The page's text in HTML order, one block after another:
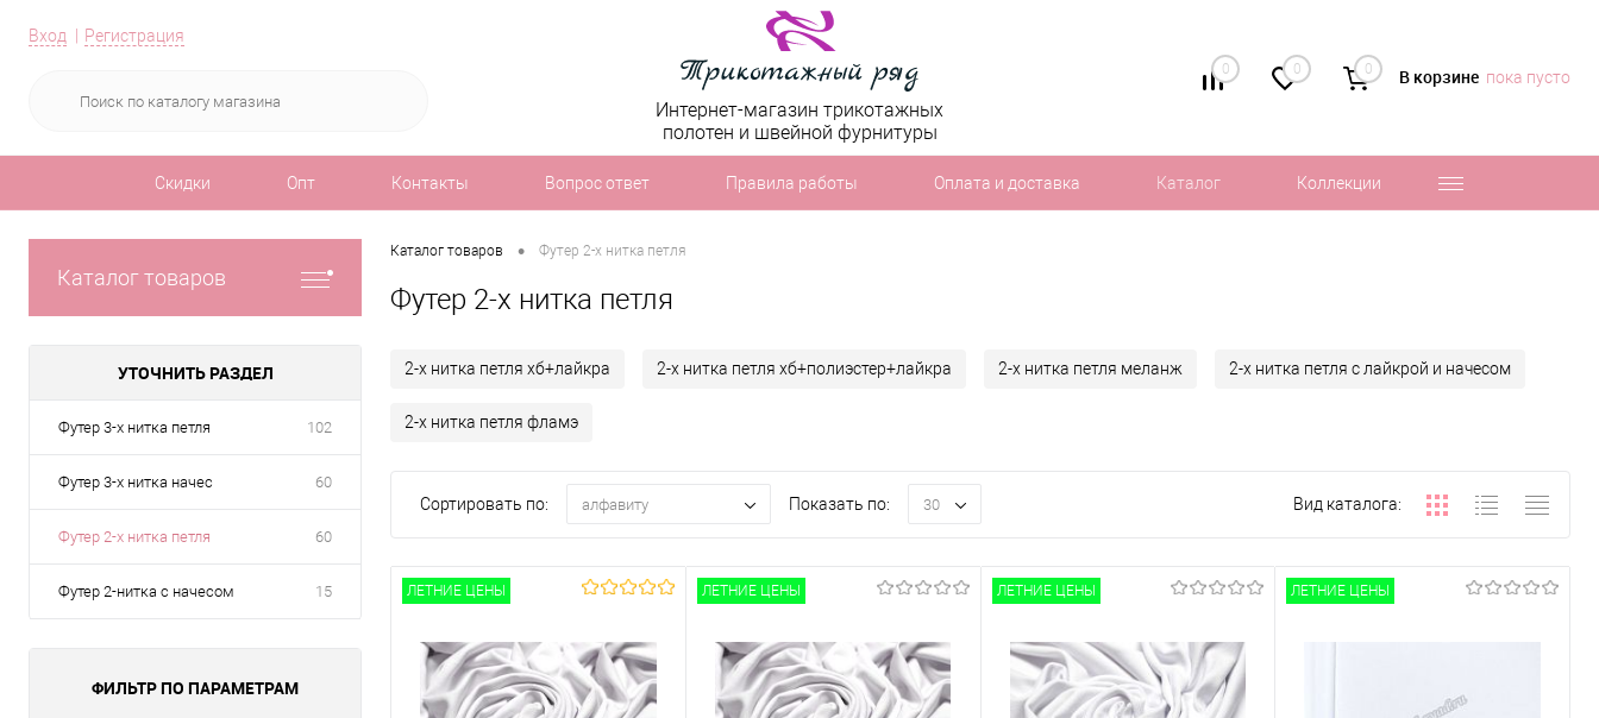
Вход Регистрация
0 0 0 В корзине пока пусто
Интернет-магазин трикотажных
полотен и швейной фурнитуры
Скидки Опт Контакты Вопрос ответ Правила работы Оплата и доставка Каталог Коллекции
Каталог товаров
УТОЧНИТЬ РАЗДЕЛ
Футер 3-х нитка петля 102
Футер 3-х нитка начес 60
Футер 2-х нитка петля 60
Футер 2-нитка с начесом 15
ФИЛЬТР ПО ПАРАМЕТРАМ
Каталог товаров • Футер 2-х нитка петля
Футер 2-х нитка петля
2-х нитка петля хб+лайкра 2-х нитка петля хб+полиэстер+лайкра 2-х нитка петля меланж 2-х нитка петля с лайкрой и начесом
2-х нитка петля фламэ
Сортировать по: алфавиту Показать по: 30 Вид каталога:
ЛЕТНИЕ ЦЕНЫ ЛЕТНИЕ ЦЕНЫ ЛЕТНИЕ ЦЕНЫ ЛЕТНИЕ ЦЕНЫ